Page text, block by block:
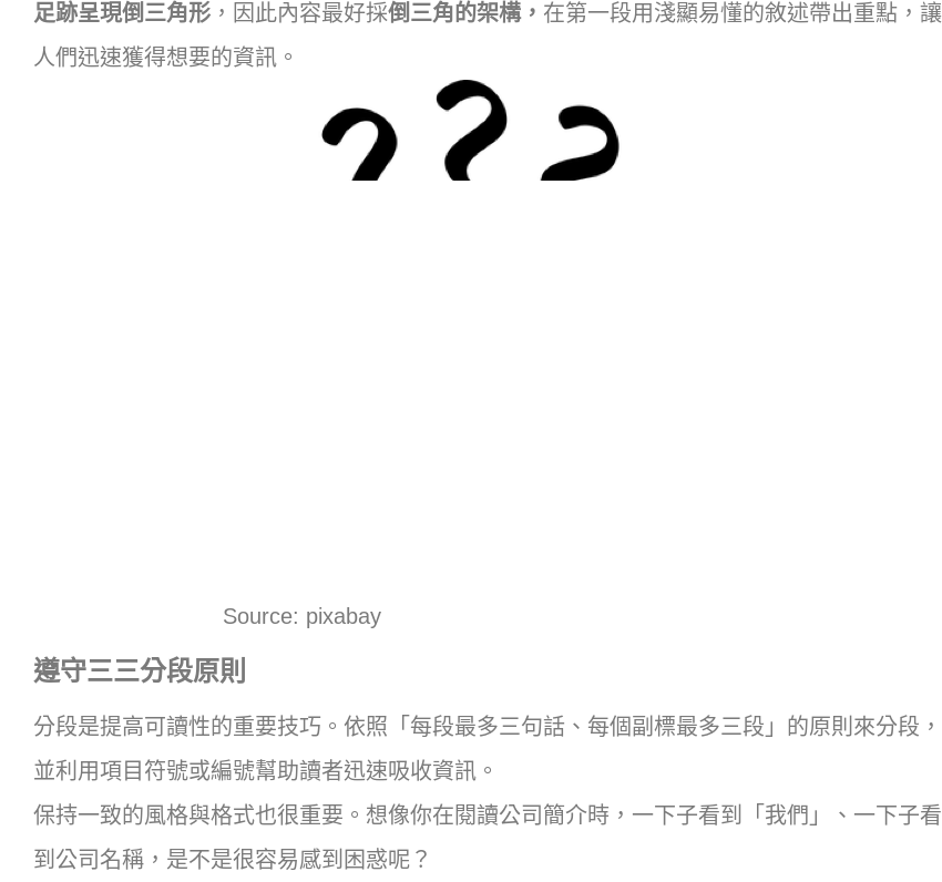
足跡呈現倒三角形 ，因此內容最好採倒三角的架構， 在第一段用淺顯易懂的敘述帶出重點，讓
人們迅速獲得想要的資訊。
Source: pixabay
遵守三三分段原則
分段是提高可讀性的重要技巧。依照「每段最多三句話、每個副標最多三段」的原則來分段，
並利用項目符號或編號幫助讀者迅速吸收資訊。
保持一致的風格與格式也很重要。想像你在閱讀公司簡介時，一下子看到「我們」、一下子看
到公司名稱，是不是很容易感到困惑呢？